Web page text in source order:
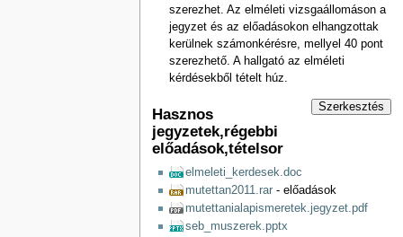
szerezhet. Az elméleti vizsgaállomáson a
jegyzet és az előadásokon elhangzottak
kerülnek számonkérésre, mellyel 40 pont
szerezhető. A hallgató az elméleti
kérdésekből tételt húz.
Szerkesztés
Hasznos
jegyzetek,régebbi
előadások,tételsor
elmeleti_kerdesek.doc
mutettan2011.rar- előadások
mutettanialapismeretek.jegyzet.pdf
seb_muszerek.pptx